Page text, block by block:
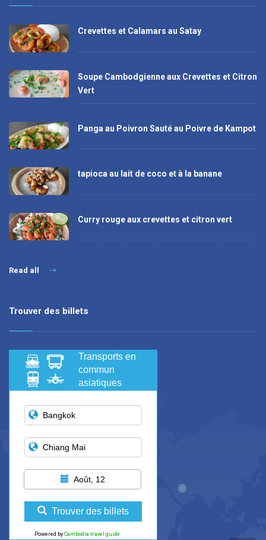
Crevettes et Calamars au Satay
Soupe Cambodgienne aux Crevettes et Citron
Vert
Panga au Poivron Sauté au Poivre de Kampot
tapioca au lait de coco et à la banane
Curry rouge aux crevettes et citron vert
Read all
Trouver des billets
Transports en
commun
asiatiques
Août, 12
Trouver des billets
Powered by Cambodia travel guide